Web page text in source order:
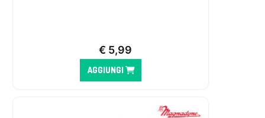
€ 5,99
AGGIUNGI